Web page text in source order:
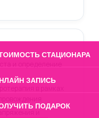
СТАЦИОНАРА
ЗАПИСЬ
ПОДАРОК
и определение
в рамках
и